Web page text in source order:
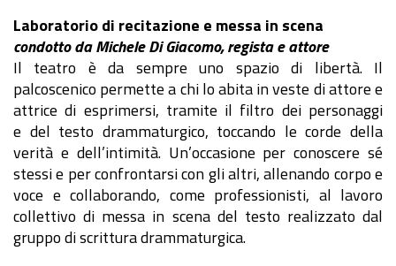
Laboratorio di recitazione e messa in scena
condotto da Michele Di Giacomo, regista e attore
Il teatro è da sempre uno spazio di libertà. Il
palcoscenico permette a chi lo abita in veste di attore e
attrice di esprimersi, tramite il filtro dei personaggi
e del testo drammaturgico, toccando le corde della
verità e dell’intimità. Un’occasione per conoscere sé
stessi e per confrontarsi con gli altri, allenando corpo e
voce e collaborando, come professionisti, al lavoro
collettivo di messa in scena del testo realizzato dal
gruppo di scrittura drammaturgica.